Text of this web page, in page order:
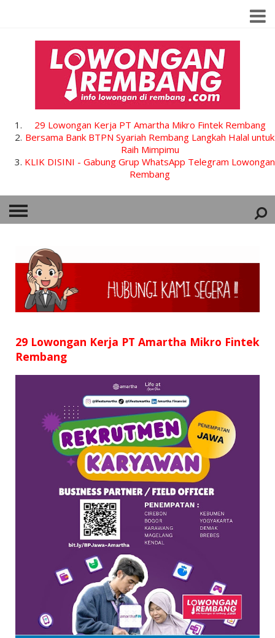
29 Lowongan Kerja PT Amartha Mikro Fintek Rembang
Bersama Bank BTPN Syariah Rembang Langkah Halal untuk
Raih Mimpimu
KLIK DISINI - Gabung Grup WhatsApp Telegram Lowongan
Rembang
HOME
SMP
D3
SURAT LAMARAN
RIWAYAT HIDUP
29 Lowongan Kerja PT Amartha Mikro Fintek
Rembang